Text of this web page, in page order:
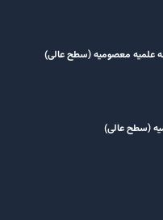
علمیه معصومیه‌ (سطح عالی)
(سطح عالی)